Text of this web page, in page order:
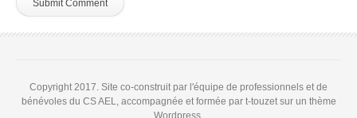
Copyright 2017. Site co-construit par l'équipe de professionnels et de
bénévoles du CS AEL, accompagnée et formée par t-touzet sur un thème
Wordpress.